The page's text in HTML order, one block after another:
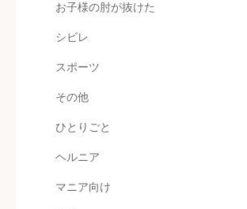
お子様の肘が抜けた
シビレ
スポーツ
その他
ひとりごと
ヘルニア
マニア向け